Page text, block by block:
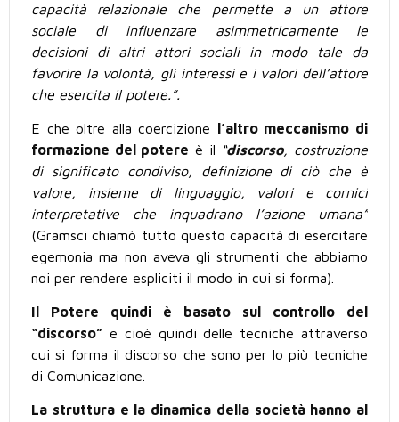
capacità relazionale che permette a un attore
sociale di influenzare asimmetricamente le
decisioni di altri attori sociali in modo tale da
favorire la volontà, gli interessi e i valori dell’attore
che esercita il potere.”.
E che oltre alla coercizione l’altro meccanismo di
formazione del potere è il “discorso, costruzione
di significato condiviso, definizione di ciò che è
valore, insieme di linguaggio, valori e cornici
interpretative che inquadrano l’azione umana”
(Gramsci chiamò tutto questo capacità di esercitare
egemonia ma non aveva gli strumenti che abbiamo
noi per rendere espliciti il modo in cui si forma).
Il Potere quindi è basato sul controllo del
“discorso” e cioè quindi delle tecniche attraverso
cui si forma il discorso che sono per lo più tecniche
di Comunicazione.
La struttura e la dinamica della società hanno al